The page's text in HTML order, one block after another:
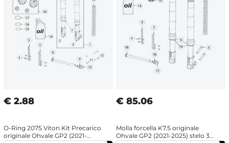
€ 2.88
O-Ring 2075 Viton Kit Precarico
originale Ohvale GP2 (2021-
€ 85.06
Molla forcella K7.5 originale
Ohvale GP2 (2021-2025) stelo 38